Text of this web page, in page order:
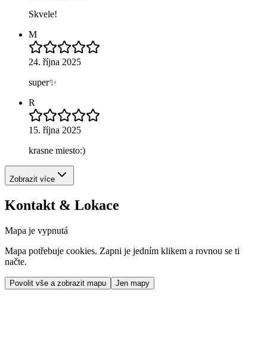
Skvele!
M
24. října 2025
super✨
R
15. října 2025
krasne miesto:)
Zobrazit více
Kontakt & Lokace
Mapa je vypnutá
Mapa potřebuje cookies. Zapni je jedním klikem a rovnou se ti
načte.
Povolit vše a zobrazit mapu Jen mapy